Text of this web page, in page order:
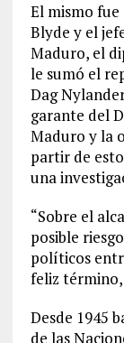
El mismo
Blyde y el
Maduro, el
le sumó el
Dag
garante del
Maduro y la
partir de
una
“Sobre el
posible
políticos
feliz término,
Desde 1945
de las